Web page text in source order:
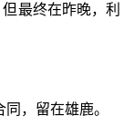
最终在昨晚，利
，留在雄鹿。